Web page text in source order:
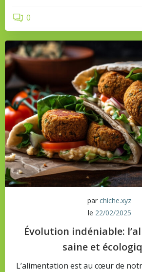
0
par chiche.xyz
le 22/02/2025
Évolution indéniable:
saine et
L’alimentation est au cœur de